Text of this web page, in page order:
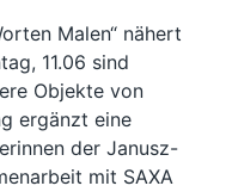
Malen“ nähert
11.06 sind
Objekte von
ergänzt eine
der Janusz-
mit SAXA